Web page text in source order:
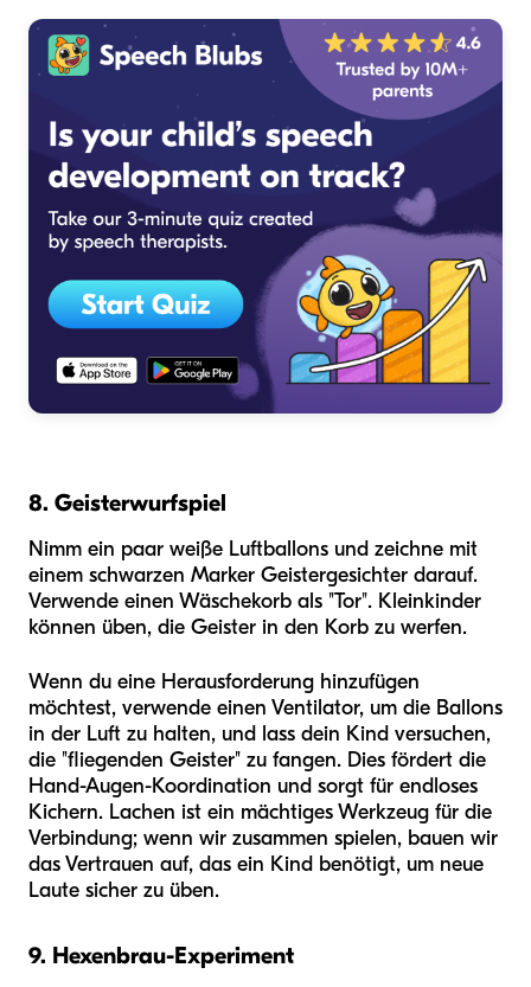
8. Geisterwurfspiel
Nimm ein paar weiße Luftballons und zeichne mit
einem schwarzen Marker Geistergesichter darauf.
Verwende einen Wäschekorb als "Tor". Kleinkinder
können üben, die Geister in den Korb zu werfen.
Wenn du eine Herausforderung hinzufügen
möchtest, verwende einen Ventilator, um die Ballons
in der Luft zu halten, und lass dein Kind versuchen,
die "fliegenden Geister" zu fangen. Dies fördert die
Hand-Augen-Koordination und sorgt für endloses
Kichern. Lachen ist ein mächtiges Werkzeug für die
Verbindung; wenn wir zusammen spielen, bauen wir
das Vertrauen auf, das ein Kind benötigt, um neue
Laute sicher zu üben.
9. Hexenbrau-Experiment